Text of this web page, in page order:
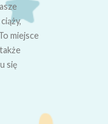
miejsce
się